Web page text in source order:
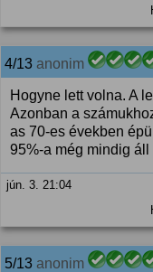
4/13 anonim
Hogyne lett volna. A
Azonban a
as 70-es években
95%-a még mindig áll
jún. 3. 21:04
5/13 anonim